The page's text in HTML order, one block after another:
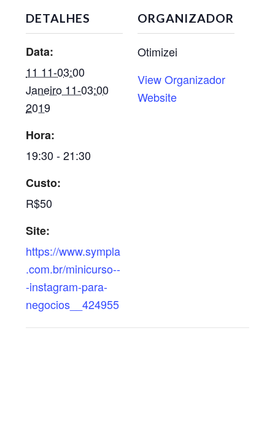
DETALHES
Data:
11 11-03:00
Janeiro 11-03:00
2019
Hora:
19:30 - 21:30
Custo:
R$50
Site:
https://www.sympla
.com.br/minicurso--
-instagram-para-
negocios__424955
ORGANIZADOR
Otimizei
View Organizador
Website